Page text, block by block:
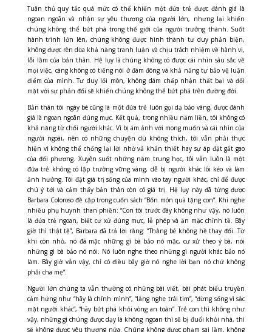
Tuân thủ quy tắc quá mức có thể khiến một đứa trẻ được đánh giá là
ngoan ngoãn và nhận sự yêu thương của người lớn, nhưng lại khiến
chúng không thể bứt phá trong thế giới của người trưởng thành. Suốt
hành trình lớn lên, chúng không được hình thành tư duy phản biện,
không được rèn dũa khả năng tranh luận và chịu trách nhiệm về hành vi,
lỗi lầm của bản thân. Hệ lụy là chúng không có được cái nhìn sâu sắc về
mọi việc, càng không có tiếng nói ở đám đông và khả năng tự bảo vệ luận
điểm của mình. Tư duy lối mòn, không dám chấp nhận thất bại và đối
mặt với sự phản đối sẽ khiến chúng không thể bứt phá trên đường đời.
Bản thân tôi ngày bé cũng là một đứa trẻ luôn gọi dạ bảo vâng, được đánh
giá là ngoan ngoãn đúng mực. Kết quả, trong nhiều năm liền, tôi không có
khả năng từ chối người khác. Vì bị ám ảnh với mong muốn và cái nhìn của
người ngoài, nên có những chuyện dù không thích, tôi vẫn phải thực
hiện vì không thể chống lại lời nhờ vả khẩn thiết hay sự áp đặt gắt gao
của đối phương. Xuyên suốt những năm trung học, tôi vẫn luôn là một
đứa trẻ khôngcó lập trường vững vàng, dễ bị người khác lôi kéo và làm
ảnh hưởng. Tôi đặt giá trị sống của mình vào tay người khác, chỉ để được
chú ý tới và cảm thấy bản thân còn có giá trị. Hệ lụy này đã từng được
Barbara Coloroso đề cập trong cuốn sách “Bốn món quà tặng con”. Khi nghe
nhiều phụ huynh than phiền: “Con tôi trước đây không như vậy, nó luôn
là đứa trẻ ngoan, biết cư xử đúng mực, lễ phép và ăn mặc chỉnh tề. Bây
giờ thì thật tệ”, Barbara đã trả lời rằng: “Thằng bé không hề thay đổi. Từ
khi còn nhỏ, nó đã mặc những gì bà bảo nó mặc, cư xử theo ý bà, nói
những gì bà bảo nó nói. Nó luôn nghe theo những gì người khác bảo nó
làm. Bây giờ vẫn vậy, chỉ có điều bây giờ nó nghe lời bạn nó chứ không
phải cha mẹ”.
Người lớn chúng ta vẫn thường có những bài viết, bài phát biểu truyền
cảm hứng như “hãy là chính mình”, “lắng nghe trái tim”, “đừng sống vì sắc
mặt người khác”, “hãy bứt phá khỏi vòng an toàn”. Trẻ con thì không như
vậy, những gì chúng được dạy là không ngoan thì sẽ bị đuổi khỏi nhà, thì
sẽ không được yêu thương nữa. Chúng không được phạm sai lầm, không